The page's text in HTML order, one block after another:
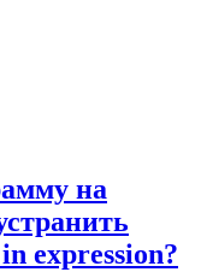
на
expression?